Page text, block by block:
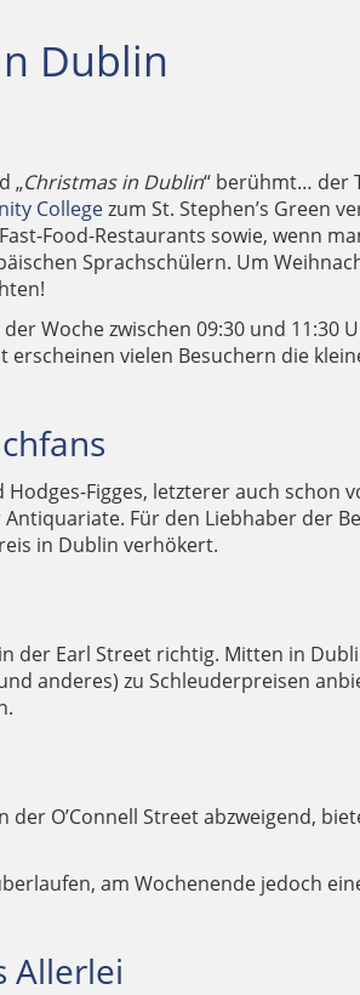
Dublin
„Christmas in Dublin“ berühmt… der
Collegezum St. Stephen’s Green
Food-Restaurants sowie, wenn
Sprachschülern. Um
Woche zwischen 09:30 und
vielen Besuchern die
Figges, letzterer auch schon
Für den Liebhaber der
in Dublin verhökert.
der Earl Street richtig. Mitten in
anderes) zu Schleuderpreisen
der O’Connell Street abzweigend,
am Wochenende jedoch
Allerlei